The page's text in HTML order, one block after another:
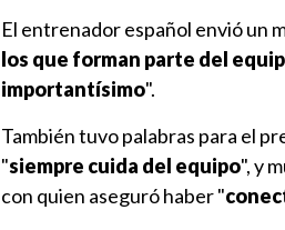
El entrenador español envió un
los que forman parte del
importantísimo".
También tuvo palabras para el
"siempre cuida del equipo", y
con quien aseguró haber "